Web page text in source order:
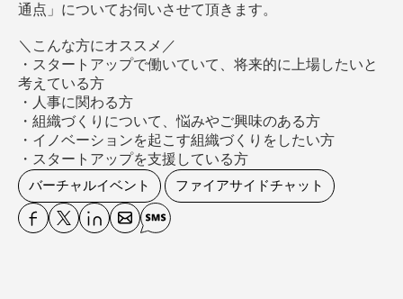
通点」についてお伺いさせて頂きます。
＼こんな方にオススメ／
・スタートアップで働いていて、将来的に上場したいと
考えている方
・人事に関わる方
・組織づくりについて、悩みやご興味のある方
・イノベーションを起こす組織づくりをしたい方
・スタートアップを支援している方
バーチャルイベント ファイアサイドチャット